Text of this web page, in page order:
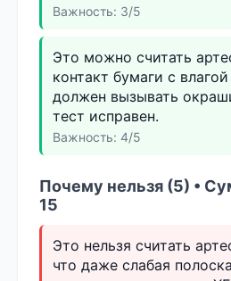
Важность: 3/5
Это можно считать
контакт бумаги с
должен вызывать
тест исправен.
Важность: 4/5
Почему нельзя (5) •
15
Это нельзя считать
что даже слабая